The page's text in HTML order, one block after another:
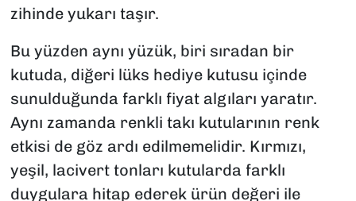
zihinde yukarı taşır.
Bu yüzden aynı yüzük, biri sıradan bir
kutuda, diğeri lüks hediye kutusu içinde
sunulduğunda farklı fiyat algıları yaratır.
Aynı zamanda renkli takı kutularının renk
etkisi de göz ardı edilmemelidir. Kırmızı,
yeşil, lacivert tonları kutularda farklı
duygulara hitap ederek ürün değeri ile